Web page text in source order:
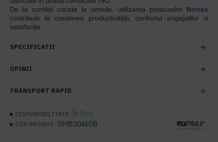
De la condiții uscate la umede, utilizarea produselor Notrax
contribuie la creșterea productivității, confortul angajaților si
satisfacție.
SPECIFICATII
OPINII
TRANSPORT RAPID
DISPONIBILITATE: În Stoc
COD PRODUS: 599B0046OB